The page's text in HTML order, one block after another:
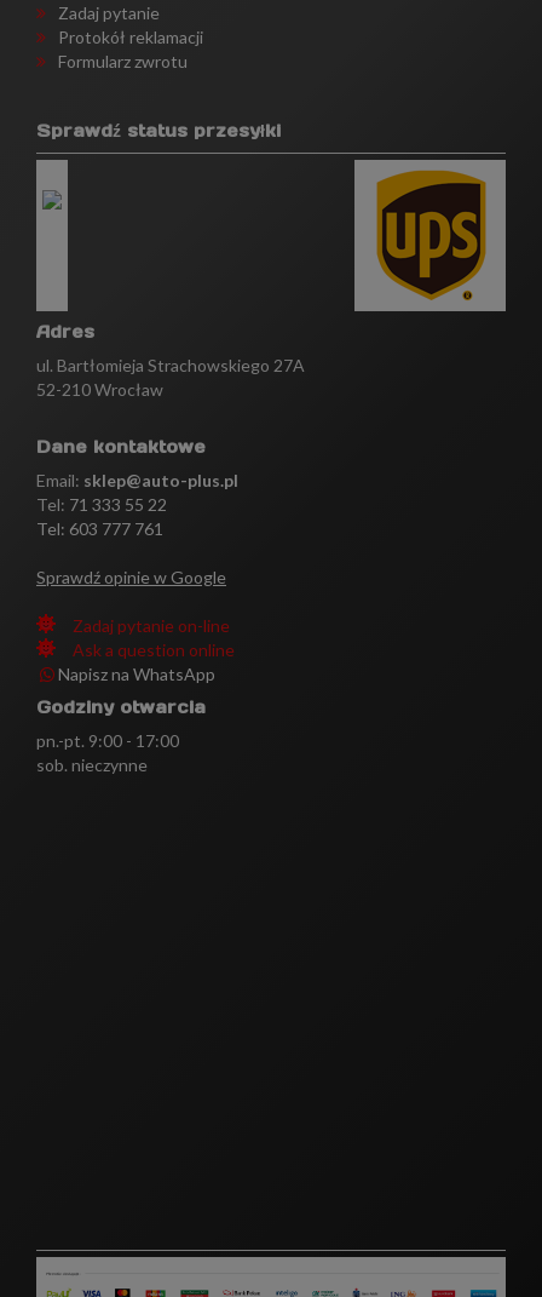
Zadaj pytanie
Protokół reklamacji
Formularz zwrotu
Sprawdź status przesyłki
Adres
ul. Bartłomieja Strachowskiego 27A
52-210 Wrocław
Dane kontaktowe
Email: sklep@auto-plus.pl
Tel: 71 333 55 22
Tel: 603 777 761
Sprawdź opinie w Google
Zadaj pytanie on-line
Ask a question online
Napisz na WhatsApp
Godziny otwarcia
pn.-pt. 9:00 - 17:00
sob. nieczynne